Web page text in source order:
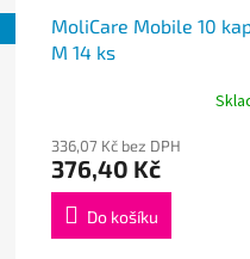
MoliCare Mobile 10
M 14 ks
336,07 Kč bez DPH
376,40 Kč
Do košíku